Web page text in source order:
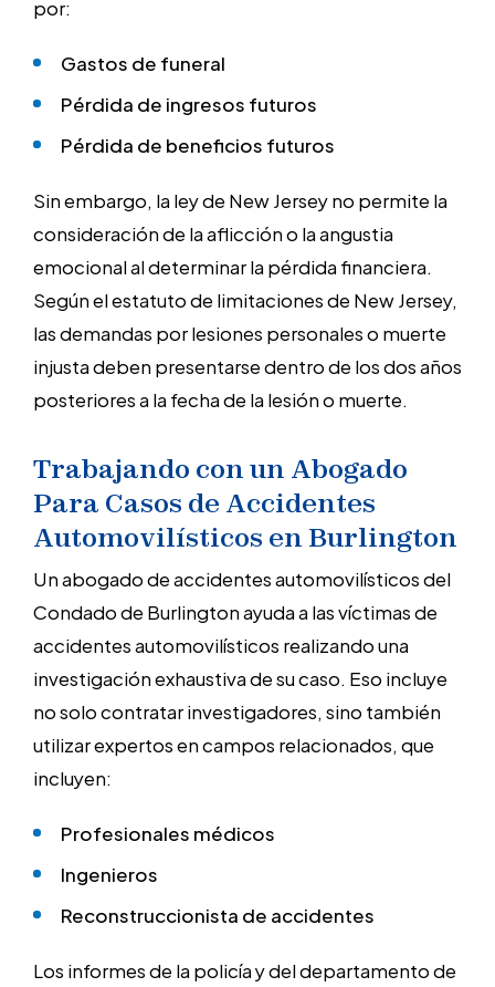
por:
Gastos de funeral
Pérdida de ingresos futuros
Pérdida de beneficios futuros
Sin embargo, la ley de New Jersey no permite la
consideración de la aflicción o la angustia
emocional al determinar la pérdida financiera.
Según el estatuto de limitaciones de New Jersey,
las demandas por lesiones personales o muerte
injusta deben presentarse dentro de los dos años
posteriores a la fecha de la lesión o muerte.
Trabajando con un Abogado
Para Casos de Accidentes
Automovilísticos en Burlington
Un abogado de accidentes automovilísticos del
Condado de Burlington ayuda a las víctimas de
accidentes automovilísticos realizando una
investigación exhaustiva de su caso. Eso incluye
no solo contratar investigadores, sino también
utilizar expertos en campos relacionados, que
incluyen:
Profesionales médicos
Ingenieros
Reconstruccionista de accidentes
Los informes de la policía y del departamento de